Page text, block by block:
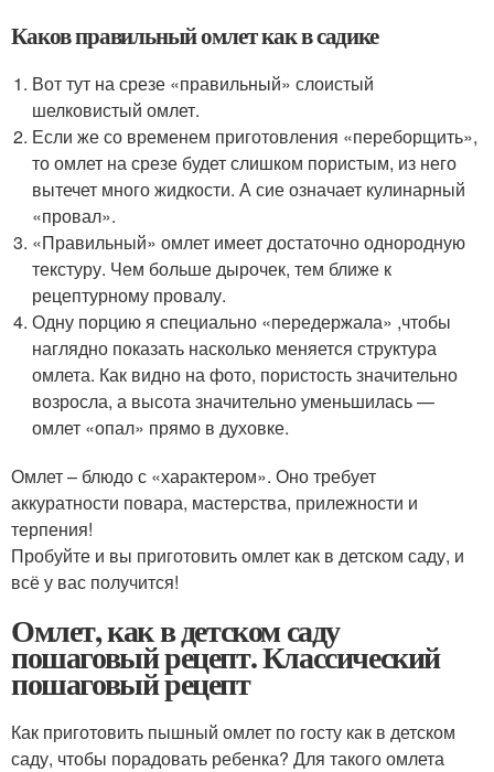
Каков правильный омлет как в садике
Вот тут на срезе «правильный» слоистый
шелковистый омлет.
Если же со временем приготовления «переборщить»,
то омлет на срезе будет слишком пористым, из него
вытечет много жидкости. А сие означает кулинарный
«провал».
«Правильный» омлет имеет достаточно однородную
текстуру. Чем больше дырочек, тем ближе к
рецептурному провалу.
Одну порцию я специально «передержала» ,чтобы
наглядно показать насколько меняется структура
омлета. Как видно на фото, пористость значительно
возросла, а высота значительно уменьшилась —
омлет «опал» прямо в духовке.
Омлет – блюдо с «характером». Оно требует
аккуратности повара, мастерства, прилежности и
терпения!
Пробуйте и вы приготовить омлет как в детском саду, и
всё у вас получится!
Омлет, как в детском саду
пошаговый рецепт. Классический
пошаговый рецепт
Как приготовить пышный омлет по госту как в детском
саду, чтобы порадовать ребенка? Для такого омлета